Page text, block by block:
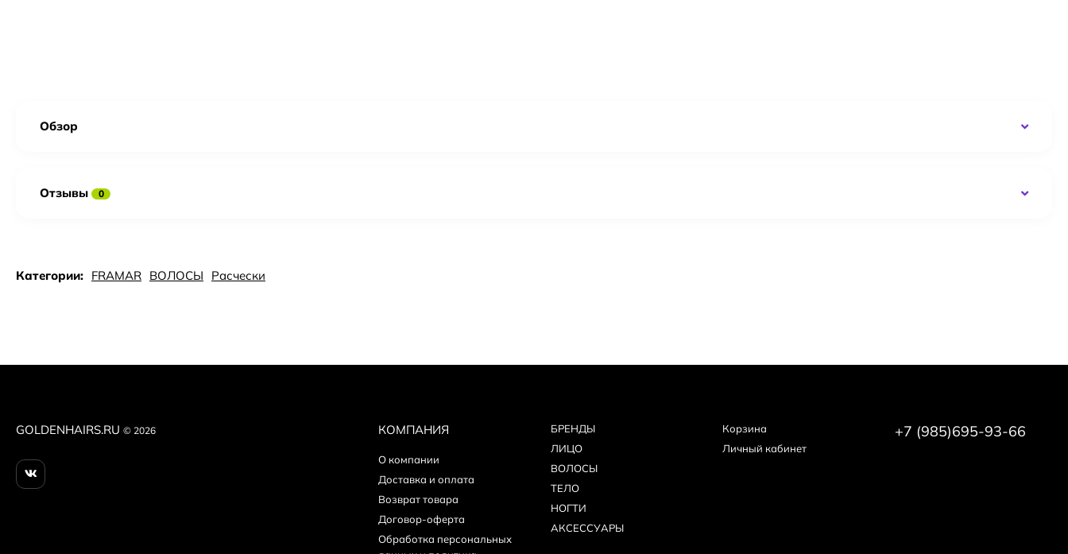
Обзор
Отзывы 0
Категории: FRAMAR ВОЛОСЫ Расчески
GOLDENHAIRS.RU © 2026 КОМПАНИЯ
О компании
Доставка и оплата
Возврат товара
Договор-оферта
Обработка персональных
БPEНДЫ
ЛИЦО
ВОЛОСЫ
ТЕЛО
НОГТИ
АКСЕССУАРЫ
Корзина
Личный кабинет
+7 (985)695-93-66